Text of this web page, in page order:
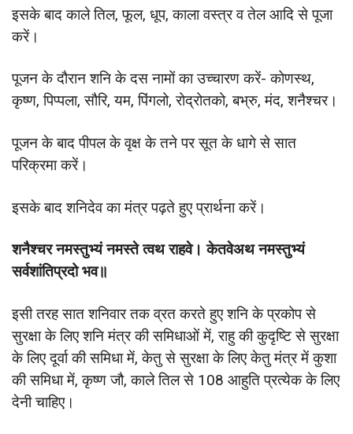
इसके बाद काले तिल, फूल, धूप, काला वस्त्र व तेल आदि से पूजा
करें।
पूजन के दौरान शनि के दस नामों का उच्चारण करें- कोणस्थ,
कृष्ण, पिप्पला, सौरि, यम, पिंगलो, रोद्रोतको, बभ्रु, मंद, शनैश्चर।
पूजन के बाद पीपल के वृक्ष के तने पर सूत के धागे से सात
परिक्रमा करें।
इसके बाद शनिदेव का मंत्र पढ़ते हुए प्रार्थना करें।
शनैश्चर नमस्तुभ्यं नमस्ते त्वथ राहवे। केतवेअथ नमस्तुभ्यं
सर्वशांतिप्रदो भव॥
इसी तरह सात शनिवार तक व्रत करते हुए शनि के प्रकोप से
सुरक्षा के लिए शनि मंत्र की समिधाओं में, राहु की कुदृष्टि से सुरक्षा
के लिए दूर्वा की समिधा में, केतु से सुरक्षा के लिए केतु मंत्र में कुशा
की समिधा में, कृष्ण जौ, काले तिल से 108 आहुति प्रत्येक के लिए
देनी चाहिए।